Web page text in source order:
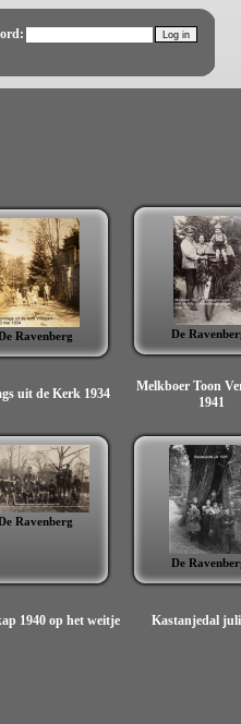
Ravenberg
uit de Kerk 1934
De
Melkboer Toon
1941
Ravenberg
1940 op het weitje
De
Kastanjedal juli